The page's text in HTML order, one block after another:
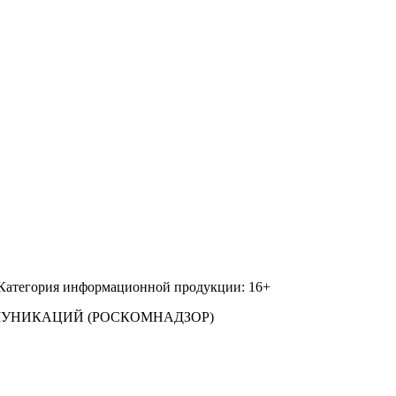
информационной продукции: 16+
(РОСКОМНАДЗОР)